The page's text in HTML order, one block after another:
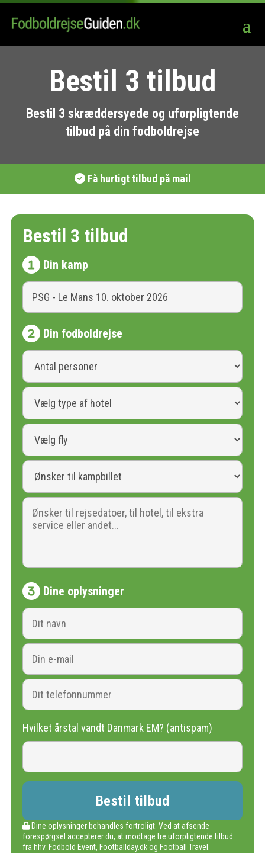
Bestil 3 tilbud
Bestil 3 skræddersyede og uforpligtende
tilbud på din fodboldrejse
Få hurtigt tilbud på mail
Bestil 3 tilbud
Din kamp
Din fodboldrejse
Dine oplysninger
Hvilket årstal vandt Danmark EM? (antispam)
Dine oplysninger behandles fortroligt. Ved at afsende
forespørgsel accepterer du, at modtage tre uforpligtende tilbud
fra hhv. Fodbold Event, Footballday.dk og Football Travel.